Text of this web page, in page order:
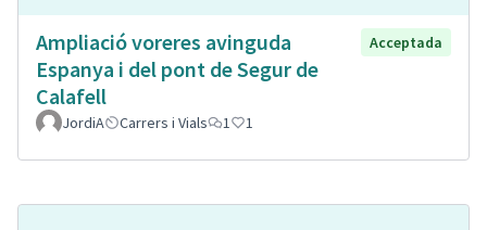
Ampliació voreres avinguda
Espanya i del pont de Segur de
Calafell
Acceptada
JordiA Carrers i Vials 1 1